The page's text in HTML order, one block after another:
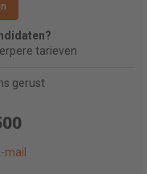
tarieven
gerust
mail